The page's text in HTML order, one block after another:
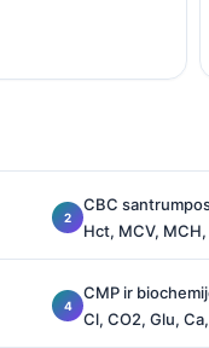
CBC
Hct, MCV, MCH,
CMP ir
Cl, CO2, Glu,